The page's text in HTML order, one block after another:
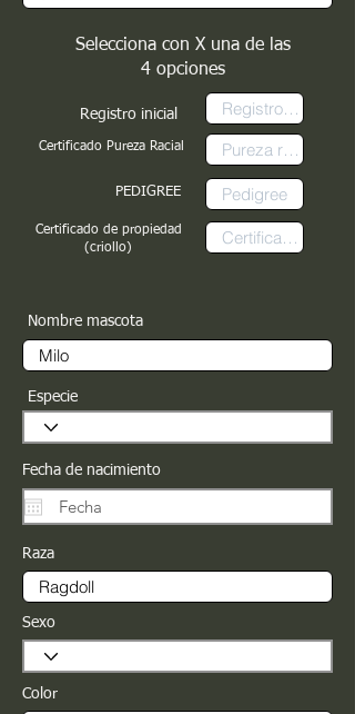
Registro inicial
Certificado Pureza Racial
PEDIGREE
Selecciona con X una de las
4 opciones
Certificado de propiedad
(criollo)
Nombre mascota
Especie
Fecha de nacimiento
Raza
Sexo
Color